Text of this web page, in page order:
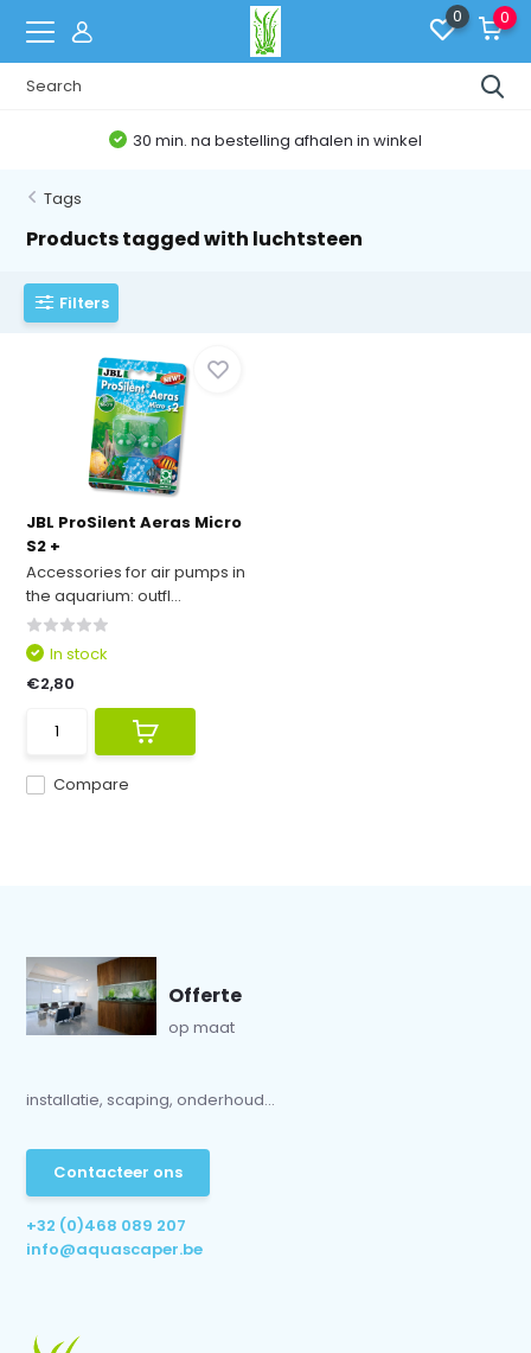
0 0
30 min. na bestelling afhalen in winkel
Tags
Products tagged with luchtsteen
Filters
JBL ProSilent Aeras Micro
S2 +
Accessories for air pumps in
the aquarium: outfl...
Compare
In stock
€2,80
Offerte
op maat
installatie, scaping, onderhoud...
Contacteer ons
+32 (0)468 089 207
info@aquascaper.be